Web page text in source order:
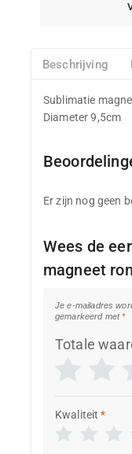
Beschrijving
Sublimatie
Diameter 9,5cm
Er zijn nog geen
Wees de
magneet
Je e-mailadres
gemarkeerd met*
Totale
Kwaliteit *